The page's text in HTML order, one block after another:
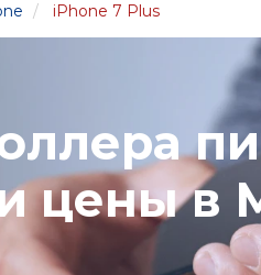
iPhone 7 Plus
цены в